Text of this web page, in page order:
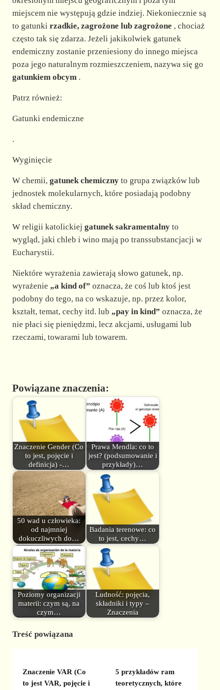
miejscem nie występują gdzie indziej. Niekoniecznie są
to gatunki rzadkie, zagrożone lub zagrożone , chociaż
często tak się zdarza. Jeżeli jakikolwiek gatunek
endemiczny zostanie przeniesiony do innego miejsca
poza jego naturalnym rozmieszczeniem, nazywa się go
gatunkiem obcym.
Patrz również:
Gatunki endemiczne
.
Wyginięcie
W chemii, gatunek chemicznyto grupa związków lub
jednostek molekularnych, które posiadają podobny
skład chemiczny.
W religii katolickiej gatunek sakramentalnyto
wygląd, jaki chleb i wino mają po transsubstancjacji w
Eucharystii.
Niektóre wyrażenia zawierają słowo gatunek, np.
wyrażenie „a kind of” oznacza, że coś lub ktoś jest
podobny do tego, na co wskazuje, np. przez kolor,
kształt, temat, cechy itd. lub „pay in kind” oznacza, że
nie płaci się pieniędzmi, lecz akcjami, usługami lub
rzeczami, towarami lub towarem.
Powiązane znaczenia:
Znaczenie Gender (Co
to jest, pojęcie i
definicja) -…
Prawa Mendla: co to
jest? (podsumowanie i
przykłady)…
50 wad u człowieka:
od najmniej
dokuczliwych do…
Badania terenowe: co
to jest, cechy…
Poziomy organizacji
materii: czym są, na
czym…
Ludność: pojęcia,
składniki i typy –
Znaczenia
Treść powiązana
Znaczenie VAR (Co
to jest VAR, pojęcie i
5 przykładów ram
teoretycznych, które